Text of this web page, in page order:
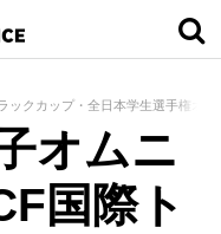
ックカップ・全日本学生選手権オム
オムニ
国際ト